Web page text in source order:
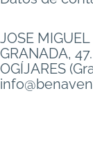
JOSE
GRANADA,
OGÍJARES